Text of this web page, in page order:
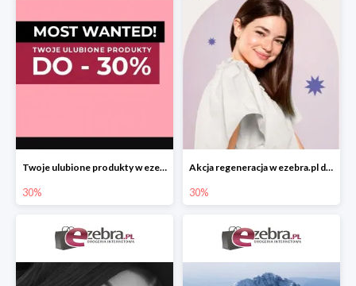
Twoje ulubione produkty w ezebra.pl do -30%
30%
Akcja regeneracja w ezebra.pl do -30%
30%